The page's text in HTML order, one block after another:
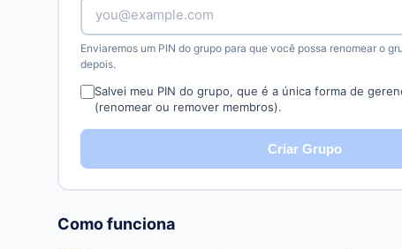
Enviaremos um PIN do grupo para que você possa renomear o
depois.
Salvei meu PIN do grupo, que é a única forma de
(renomear ou remover membros).
Criar Grupo
Como funciona